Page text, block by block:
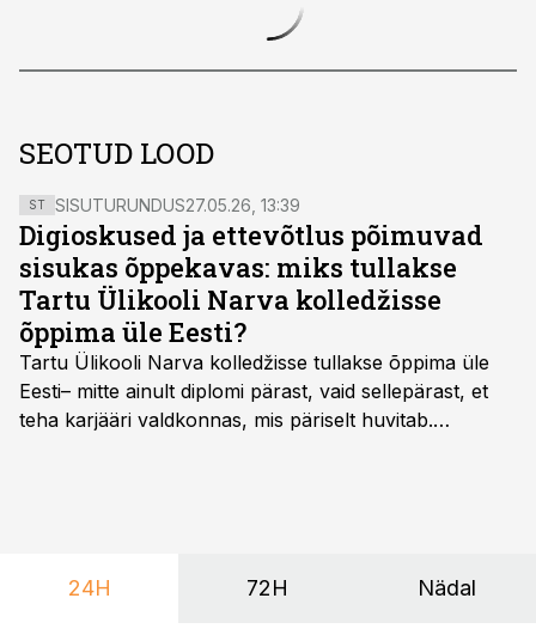
SEOTUD LOOD
ST SISUTURUNDUS27.05.26, 13:39
Digioskused ja ettevõtlus põimuvad
sisukas õppekavas: miks tullakse
Tartu Ülikooli Narva kolledžisse
õppima üle Eesti?
Tartu Ülikooli Narva kolledžisse tullakse õppima üle
Eesti– mitte ainult diplomi pärast, vaid sellepärast, et
teha karjääri valdkonnas, mis päriselt huvitab.
24H 72H Nädal